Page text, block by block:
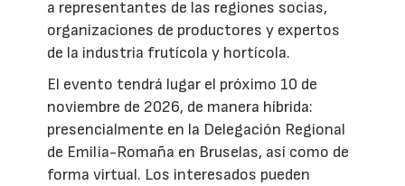
a representantes de las regiones socias,
organizaciones de productores y expertos
de la industria frutícola y hortícola.
El evento tendrá lugar el próximo 10 de
noviembre de 2026, de manera híbrida:
presencialmente en la Delegación Regional
de Emilia-Romaña en Bruselas, así como de
forma virtual. Los interesados pueden